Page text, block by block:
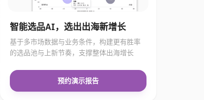
智能选品AI，选出出海新增长
基于多市场数据与业务条件，构建更有胜率
的选品池与上新节奏，支撑整体出海增长
预约演示报告